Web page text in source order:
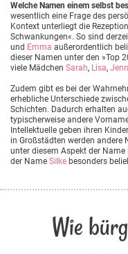
Welche Namen einem selbst
wesentlich eine Frage des
Kontext unterliegt die
Schwankungen«. So sind
und Emma außerordentlich
dieser Namen unter den »Top
viele Mädchen Sarah, Lisa,
Zudem gibt es bei der
erhebliche Unterschiede
Schichten. Dadurch erhalten
typischerweise andere
Intellektuelle geben ihren
in Großstädten werden andere
unter diesem Aspekt der Name
der Name Silke besonders
Wie